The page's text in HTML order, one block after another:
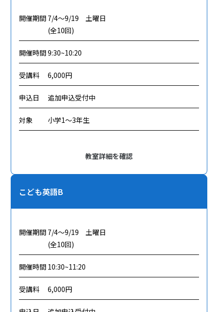
開催期間 7/4～9/19 土曜日
(全10回)
開催時間9:30~10:20
受講料 6,000円
申込日 追加申込受付中
対象 小学1～3年生
教室詳細を確認
こども英語B
開催期間 7/4～9/19 土曜日
(全10回)
開催時間 10:30~11:20
受講料 6,000円